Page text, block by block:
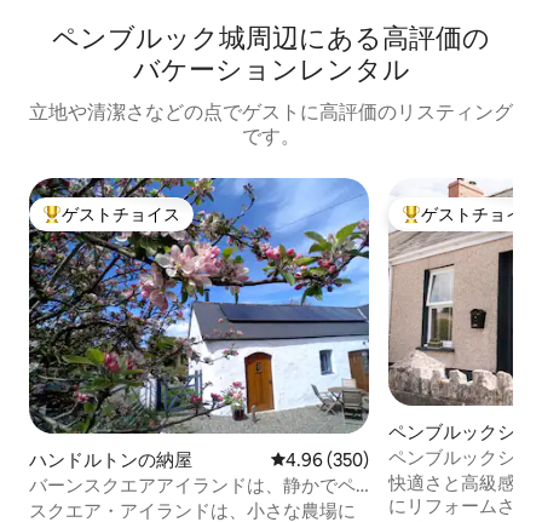
ペンブルック城⁠周⁠辺⁠に⁠あ⁠る高⁠評⁠価⁠の
バ⁠ケ⁠ー⁠シ⁠ョ⁠ン⁠レ⁠ン⁠タ⁠ル
立地や清潔さなどの点でゲストに高評価のリスティング
です。
大好評のゲストチョイスです。
ゲストチョイス
ハンドルトンの納屋 レビュー350件、5つ星中4.96つ
4.96 (350)
バーンスクエアアイランドは、静かでペ
ット連れで泊まれます。
スクエア・アイランドは、小さな農場に
大好評のゲスト
ゲストチョイス
ペンブルックシャ
ージ
ペンブルックシャ
ッド2台の豪華コ
快適さと高級感の
にリフォームされ